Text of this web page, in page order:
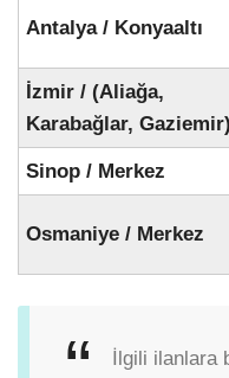
Antalya / Konyaaltı
İzmir / (Aliağa,
Karabağlar, Gaziemir)
Sinop / Merkez
Osmaniye / Merkez
İlgili ilanlara